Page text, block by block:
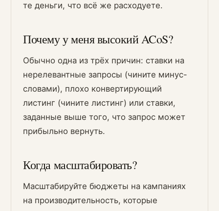
те деньги, что всё же расходуете.
Почему у меня высокий ACoS?
Обычно одна из трёх причин: ставки на
нерелевантные запросы (чините минус-
словами), плохо конвертирующий
листинг (чините листинг) или ставки,
заданные выше того, что запрос может
прибыльно вернуть.
Когда масштабировать?
Масштабируйте бюджеты на кампаниях
на производительность, которые